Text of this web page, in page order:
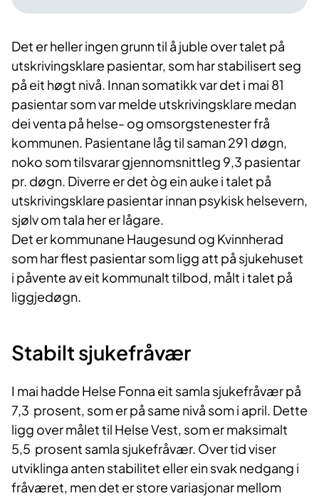
Det er heller ingen grunn til å juble over talet på
utskrivingsklare pasientar, som har stabilisert seg
på eit høgt nivå. Innan somatikk var det i mai 81
pasientar som var melde utskrivingsklare medan
dei venta på helse- og omsorgstenester frå
kommunen. Pasientane låg til saman 291 døgn,
noko som tilsvarar gjennomsnittleg 9,3 pasientar
pr. døgn. Diverre er det òg ein auke i talet på
utskrivingsklare pasientar innan psykisk helsevern,
sjølv om tala her er lågare.
Det er kommunane Haugesund og Kvinnherad
som har flest pasientar som ligg att på sjukehuset
i påvente av eit kommunalt tilbod, målt i talet på
liggjedøgn.
Stabilt sjukefråvær
I mai hadde Helse Fonna eit samla sjukefråvær på
7,3 prosent, som er på same nivå som i april. Dette
ligg over målet til Helse Vest, som er maksimalt
5,5 prosent samla sjukefråvær. Over tid viser
utviklinga anten stabilitet eller ein svak nedgang i
fråværet, men det er store variasjonar mellom